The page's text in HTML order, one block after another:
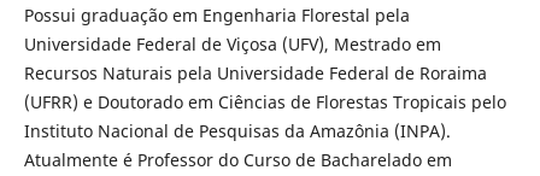
Possui graduação em Engenharia Florestal pela
Universidade Federal de Viçosa (UFV), Mestrado em
Recursos Naturais pela Universidade Federal de Roraima
(UFRR) e Doutorado em Ciências de Florestas Tropicais pelo
Instituto Nacional de Pesquisas da Amazônia (INPA).
Atualmente é Professor do Curso de Bacharelado em